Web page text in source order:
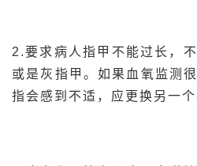
2.要求病人指甲不能过长，
或是灰指甲。如果血氧监测
指会感到不适，应更换另一个